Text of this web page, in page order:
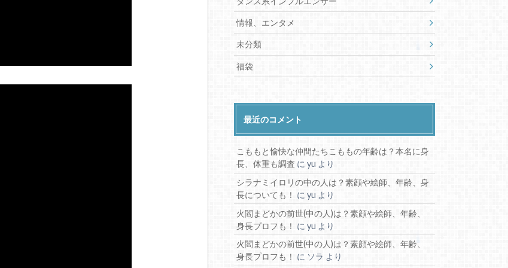
情報、エンタメ
未分類
福袋
最近のコメント
こももと愉快な仲間たちこももの年齢は？本名に身
長、体重も調査 にyu より
シラナミイロリの中の人は？素顔や絵師、年齢、身
長についても！ にyu より
火閻まどかの前世(中の人)は？素顔や絵師、年齢、
身長プロフも！ にyu より
火閻まどかの前世(中の人)は？素顔や絵師、年齢、
身長プロフも！ に ソラ より